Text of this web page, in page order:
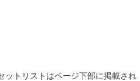
ットリストはページ下部に掲載され